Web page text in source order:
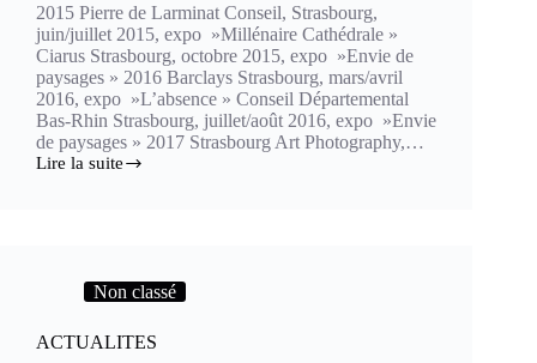
2015 Pierre de Larminat Conseil, Strasbourg,
juin/juillet 2015, expo »Millénaire Cathédrale »
Ciarus Strasbourg, octobre 2015, expo »Envie de
paysages » 2016 Barclays Strasbourg, mars/avril
2016, expo »L’absence » Conseil Départemental
Bas-Rhin Strasbourg, juillet/août 2016, expo »Envie
de paysages » 2017 Strasbourg Art Photography,…
Lire la suite
Actualités
Non classé
ACTUALITES